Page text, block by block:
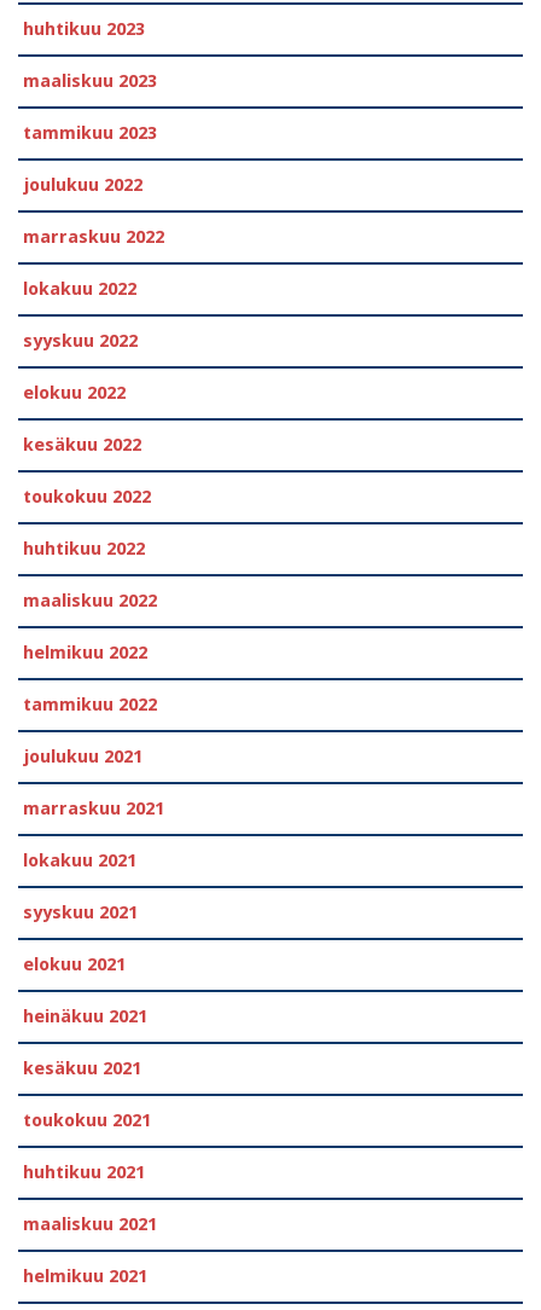
huhtikuu 2023
maaliskuu 2023
tammikuu 2023
joulukuu 2022
marraskuu 2022
lokakuu 2022
syyskuu 2022
elokuu 2022
kesäkuu 2022
toukokuu 2022
huhtikuu 2022
maaliskuu 2022
helmikuu 2022
tammikuu 2022
joulukuu 2021
marraskuu 2021
lokakuu 2021
syyskuu 2021
elokuu 2021
heinäkuu 2021
kesäkuu 2021
toukokuu 2021
huhtikuu 2021
maaliskuu 2021
helmikuu 2021